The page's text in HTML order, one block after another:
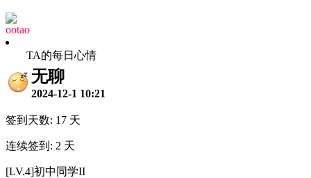
ootao
TA的每日心情
无聊
2024-12-1 10:21
签到天数: 17 天
连续签到: 2 天
[LV.4]初中同学II